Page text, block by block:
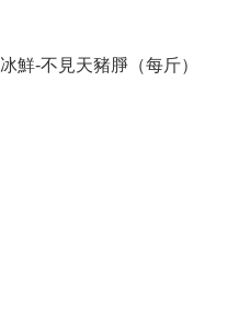
冰鮮-不見天豬㬹（每斤）